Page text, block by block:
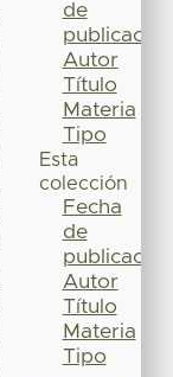
de
publicación
Autor
Título
Materia
Tipo
Esta
colección
Fecha
de
publicación
Autor
Título
Materia
Tipo